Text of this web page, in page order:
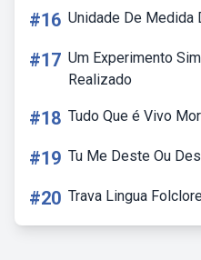
#16 Unidade De Medida
#17 Um Experimento
Realizado
#18 Tudo Que é Vivo
#19 Tu Me Deste Ou
#20 Trava Lingua